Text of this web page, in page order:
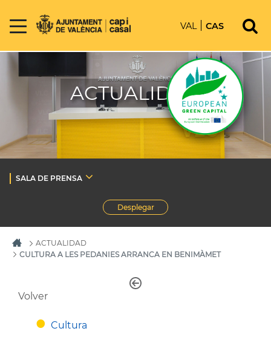
VAL CAS
ACTUALIDAD
SALA DE PRENSA
Desplegar
ACTUALIDAD
CULTURA A LES PEDANIES ARRANCA EN BENIMÀMET
Volver
Cultura